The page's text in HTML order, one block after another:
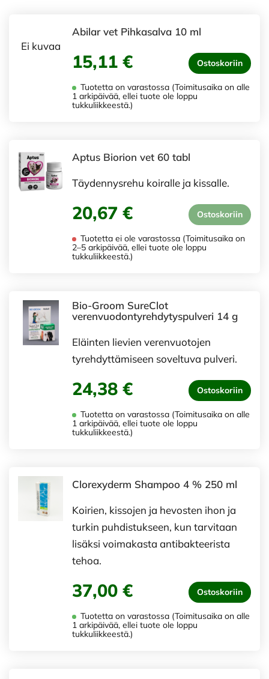
Ei kuvaa
Abilar vet Pihkasalva 10 ml
15,11 € Ostoskoriin
Tuotetta on varastossa (Toimitusaika on alle
1 arkipäivää, ellei tuote ole loppu
tukkuliikkeestä.)
Aptus Biorion vet 60 tabl
Täydennysrehu koiralle ja kissalle.
20,67 € Ostoskoriin
Tuotetta ei ole varastossa (Toimitusaika on
2–5 arkipäivää, ellei tuote ole loppu
tukkuliikkeestä.)
Bio-Groom SureClot
verenvuodontyrehdytyspulveri 14 g
Eläinten lievien verenvuotojen
tyrehdyttämiseen soveltuva pulveri.
24,38 € Ostoskoriin
Tuotetta on varastossa (Toimitusaika on alle
1 arkipäivää, ellei tuote ole loppu
tukkuliikkeestä.)
Clorexyderm Shampoo 4 % 250 ml
Koirien, kissojen ja hevosten ihon ja
turkin puhdistukseen, kun tarvitaan
lisäksi voimakasta antibakteerista
tehoa.
37,00 € Ostoskoriin
Tuotetta on varastossa (Toimitusaika on alle
1 arkipäivää, ellei tuote ole loppu
tukkuliikkeestä.)